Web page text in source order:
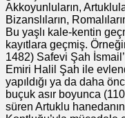
Akkoyunluların,
Bizanslıların,
Bu yaşlı kale-kentin
kayıtlara geçmiş.
1482) Safevi Şah
Emiri Halil Şah ile
yapıldığı ya da daha
buçuk asır boyunca
süren Artuklu